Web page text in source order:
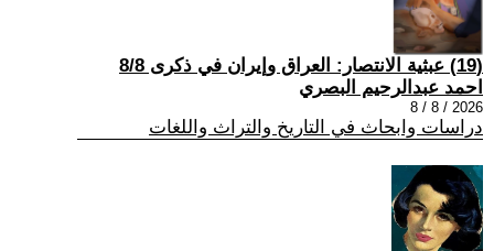
(19) عبثية الانتصار: العراق وإيران في ذكرى 8/8
احمد عبدالرحيم البصري
2026 / 8 / 8
دراسات وابحاث في التاريخ والتراث واللغات